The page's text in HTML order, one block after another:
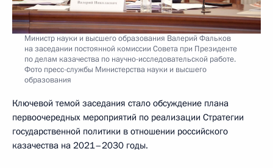
Министр науки и высшего образования Валерий Фальков
на заседании постоянной комиссии Совета при Президенте
по делам казачества по научно-исследовательской работе.
Фото пресс-службы Министерства науки и высшего
образования
Ключевой темой заседания стало обсуждение плана
первоочередных мероприятий по реализации Стратегии
государственной политики в отношении российского
казачества на 2021–2030 годы.